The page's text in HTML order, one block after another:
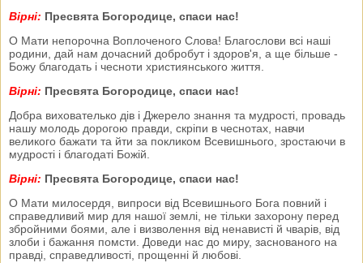
Вірні: Пресвята Богородице, спаси нас!
О Мати непорочна Воплоченого Слова! Благослови всі наші
родини, дай нам дочасний добробут і здоров'я, а ще більше -
Божу благодать і чесноти християнського життя.
Вірні: Пресвята Богородице, спаси нас!
Добра вихователько дів і Джерело знання та мудрості, провадь
нашу молодь дорогою правди, скріпи в чеснотах, навчи
великого бажати та йти за покликом Всевишнього, зростаючи в
мудрості і благодаті Божій.
Вірні: Пресвята Богородице, спаси нас!
О Мати милосердя, випроси від Всевишнього Бога повний і
справедливий мир для нашої землі, не тільки захорону перед
збройними боями, але і визволення від ненависті й чварів, від
злоби і бажання помсти. Доведи нас до миру, заснованого на
правді, справедливості, прощенні й любові.